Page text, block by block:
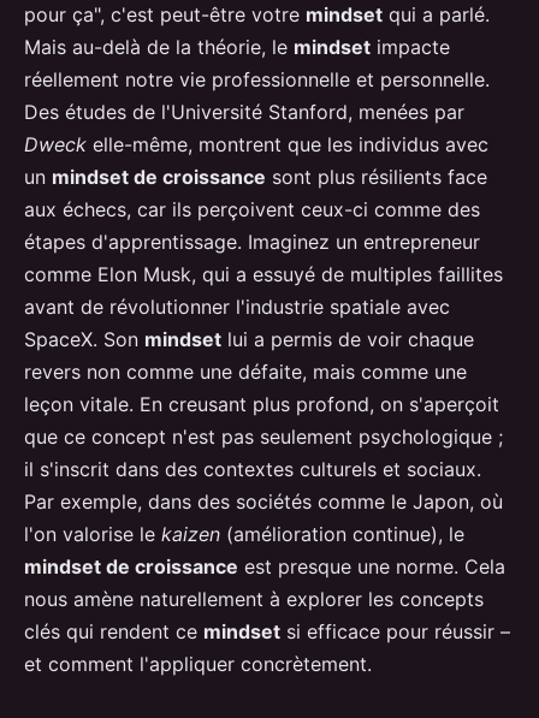
pour ça", c'est peut-être votre mindset qui a parlé.
Mais au-delà de la théorie, le mindset impacte
réellement notre vie professionnelle et personnelle.
Des études de l'Université Stanford, menées par
Dweck elle-même, montrent que les individus avec
un mindset de croissance sont plus résilients face
aux échecs, car ils perçoivent ceux-ci comme des
étapes d'apprentissage. Imaginez un entrepreneur
comme Elon Musk, qui a essuyé de multiples faillites
avant de révolutionner l'industrie spatiale avec
SpaceX. Son mindset lui a permis de voir chaque
revers non comme une défaite, mais comme une
leçon vitale. En creusant plus profond, on s'aperçoit
que ce concept n'est pas seulement psychologique ;
il s'inscrit dans des contextes culturels et sociaux.
Par exemple, dans des sociétés comme le Japon, où
l'on valorise le kaizen (amélioration continue), le
mindset de croissance est presque une norme. Cela
nous amène naturellement à explorer les concepts
clés qui rendent ce mindset si efficace pour réussir –
et comment l'appliquer concrètement.